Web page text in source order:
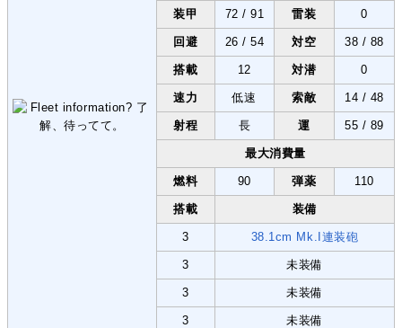
装甲 72 / 91 雷装 0
回避 26 / 54 対空 38 / 88
搭載 12 対潜 0
速力 低速 索敵 14 / 48
射程 長 運 55 / 89
最大消費量
燃料 90 弾薬 110
搭載 装備
3 38.1cm Mk.I連装砲
3 未装備
3 未装備
3 未装備